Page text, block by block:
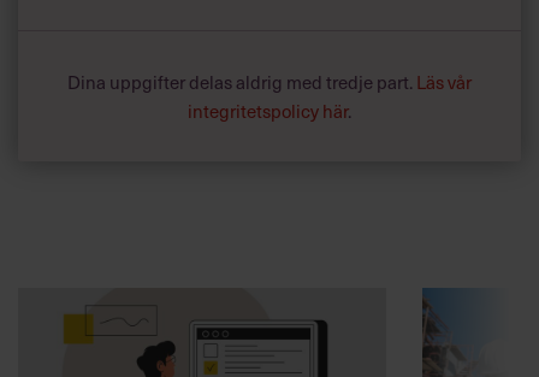
Dina uppgifter delas aldrig med tredje part. Läs vår
integritetspolicy här.